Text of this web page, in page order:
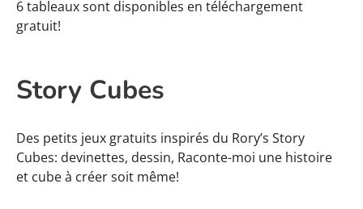
6 tableaux sont disponibles en téléchargement
gratuit!
Story Cubes
Des petits jeux gratuits inspirés du Rory’s Story
Cubes: devinettes, dessin, Raconte-moi une histoire
et cube à créer soit même!